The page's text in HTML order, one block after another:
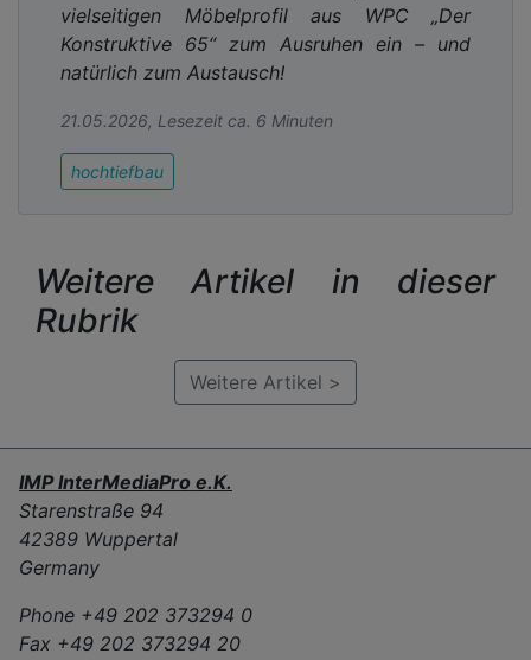
vielseitigen Möbelprofil aus WPC „Der
Konstruktive 65“ zum Ausruhen ein – und
natürlich zum Austausch!
21.05.2026, Lesezeit ca. 6 Minuten
hochtiefbau
Weitere Artikel in dieser
Rubrik
Weitere Artikel >
IMP InterMediaPro e.K.
Starenstraße 94
42389 Wuppertal
Germany
Phone +49 202 373294 0
Fax +49 202 373294 20